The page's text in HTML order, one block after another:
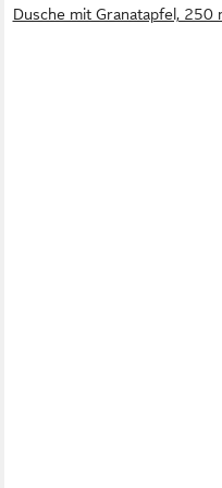
Dusche mit Granatapfel, 250